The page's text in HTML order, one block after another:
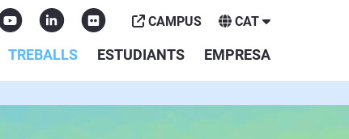
TREBALLS ESTUDIANTS EMPRESA
CAMPUS CAT